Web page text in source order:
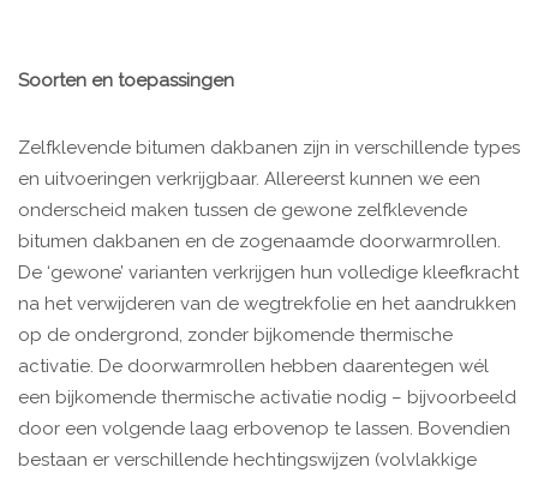
Soorten en toepassingen
Zelfklevende bitumen dakbanen zijn in verschillende types
en uitvoeringen verkrijgbaar. Allereerst kunnen we een
onderscheid maken tussen de gewone zelfklevende
bitumen dakbanen en de zogenaamde doorwarmrollen.
De ‘gewone’ varianten verkrijgen hun volledige kleefkracht
na het verwijderen van de wegtrekfolie en het aandrukken
op de ondergrond, zonder bijkomende thermische
activatie. De doorwarmrollen hebben daarentegen wél
een bijkomende thermische activatie nodig – bijvoorbeeld
door een volgende laag erbovenop te lassen. Bovendien
bestaan er verschillende hechtingswijzen (volvlakkige